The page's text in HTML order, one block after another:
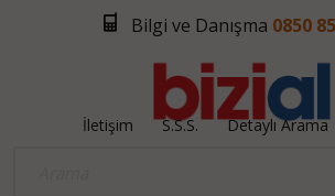
Bilgi ve Danışma 0850
İletişim S.S.S. Detaylı Arama